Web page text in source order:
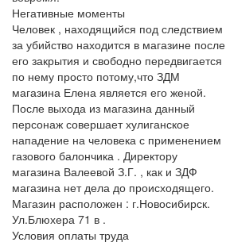
Негативные моменты
Человек , находящийся под следствием
за убийство находится в магазине после
его закрытия и свободно передвигается
по нему просто потому,что ЗДМ
магазина Елена является его женой.
После выхода из магазина данный
персонаж совершает хулиганское
нападение на человека с применением
газового балончика . Директору
магазина Валеевой З.Г. , как и ЗДФ
магазина нет дела до происходящего.
Магазин расположен : г.Новосибирск.
Ул.Блюхера 71 в .
Условия оплаты труда